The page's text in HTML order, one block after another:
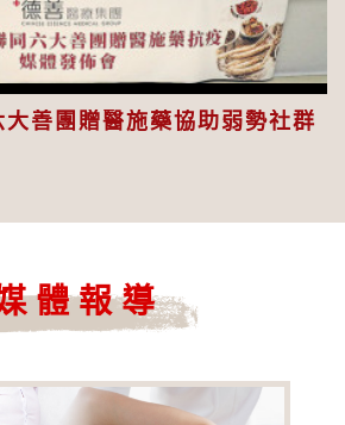
Video
善團贈醫施藥協助弱勢社群
體報導